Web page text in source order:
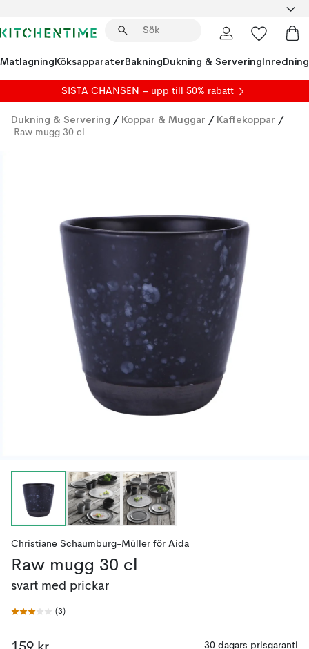
MatlagningKöksapparaterBakningDukning & ServeringInredning
SISTA CHANSEN – upp till 50% rabatt
Dukning & Servering / Koppar & Muggar / Kaffekoppar /
Raw mugg 30 cl
Christiane Schaumburg-Müller för Aida
Raw mugg 30 cl
svart med prickar
(3)
30 dagars prisgaranti